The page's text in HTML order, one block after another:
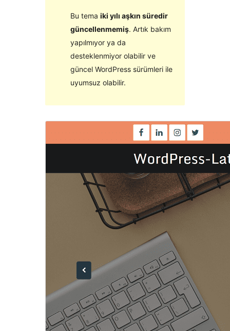
Bu tema iki yılı aşkın süredir
güncellenmemiş. Artık bakım
yapılmıyor ya da
desteklenmiyor olabilir ve
güncel WordPress sürümleri ile
uyumsuz olabilir.